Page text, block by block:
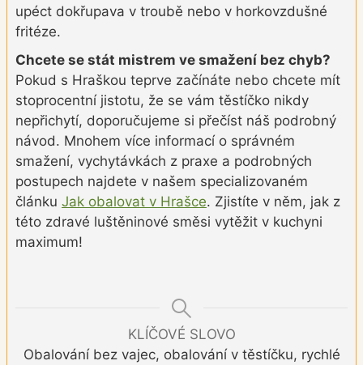
upéct dokřupava v troubě nebo v horkovzdušné
fritéze.
Chcete se stát mistrem ve smažení bez chyb?
Pokud s Hraškou teprve začínáte nebo chcete mít
stoprocentní jistotu, že se vám těstíčko nikdy
nepřichytí, doporučujeme si přečíst náš podrobný
návod. Mnohem více informací o správném
smažení, vychytávkách z praxe a podrobných
postupech najdete v našem specializovaném
článku Jak obalovat v Hrašce. Zjistíte v něm, jak z
této zdravé luštěninové směsi vytěžit v kuchyni
maximum!
KLÍČOVÉ SLOVO
Obalování bez vajec, obalování v těstíčku, rychlé